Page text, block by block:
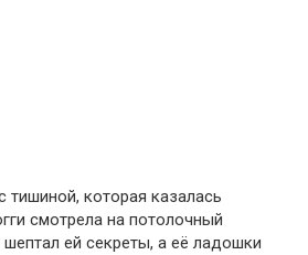
тишиной, которая казалась
смотрела на потолочный
шептал ей секреты, а её ладошки